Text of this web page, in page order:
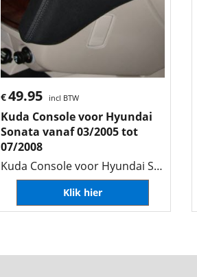
€49.95 incl BTW
Kuda Console voor Hyundai
Sonata vanaf 03/2005 tot
07/2008
Kuda Console voor Hyundai Sonata vanaf 03/2005 tot 07/2008
Klik hier